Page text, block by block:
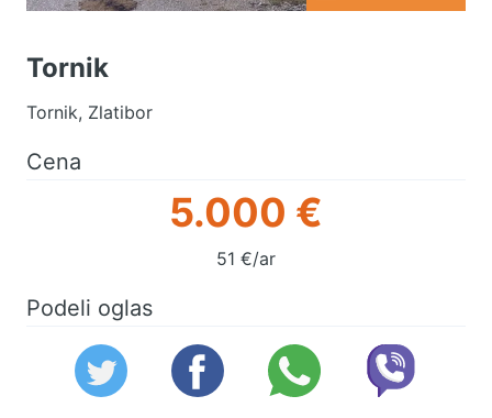
Tornik
Tornik, Zlatibor
Cena
5.000 €
51 €/ar
Podeli oglas